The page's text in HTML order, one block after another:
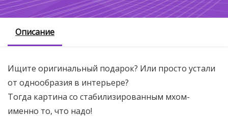
Описание
Ищите оригинальный подарок? Или просто устали
от однообразия в интерьере?
Тогда картина со стабилизированным мхом-
именно то, что надо!